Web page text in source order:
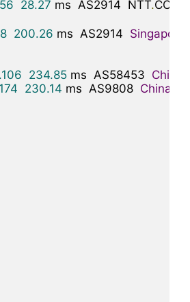
28.27 ms  AS2914  NTT.COM
200.26 ms  AS2914 Singapore
234.85 ms  AS58453 China
230.14 ms  AS9808 China